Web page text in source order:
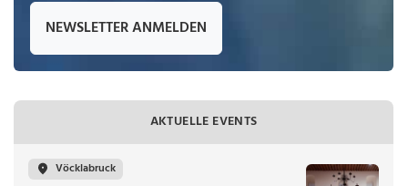
NEWSLETTER ANMELDEN
AKTUELLE EVENTS
Vöcklabruck